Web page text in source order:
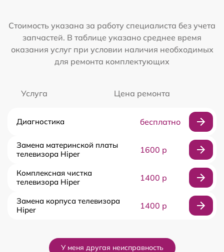
Стоимость указана за работу специалиста без учета
запчастей. В таблице указано среднее время
оказания услуг при условии наличия необходимых
для ремонта комплектующих
Услуга Цена ремонта
Диагностика бесплатно
Замена материнской платы
телевизора Hiper
1600 р
Комплексная чистка
телевизора Hiper
1400 р
Замена корпуса телевизора
Hiper
1400 р
У меня другая неисправность